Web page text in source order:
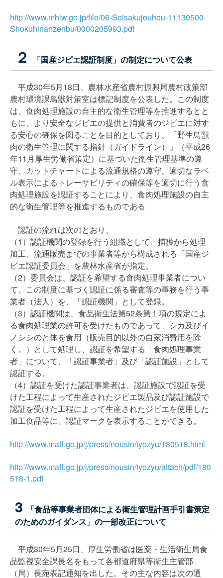
http://www.mhlw.go.jp/file/06-Seisakujouhou-11130500-
Shokuhinanzenbu/0000205993.pdf
２ 「国産ジビエ認証制度」の制定について公表
平成30年5月18日、農林水産省農村振興局農村政策部
農村環境課鳥獣対策室は標記制度を公表した。この制度
は、食肉処理施設の自主的な衛生管理等を推進するとと
もに、より安全なジビエの提供と消費者のジビエに対す
る安心の確保を図ることを目的としており、「野生鳥獣
肉の衛生管理に関する指針（ガイドライン）」（平成26
年11月厚生労働省策定）に基づいた衛生管理基準の遵
守、カットチャートによる流通規格の遵守、適切なラベ
ル表示によるトレーサビリティの確保等を適切に行う食
肉処理施設を認証することにより、食肉処理施設の自主
的な衛生管理等を推進するものである
認証の流れは次のとおり、
（1）認証機関の登録を行う組織として、捕獲から処理
加工、流通販売までの事業者等から構成される「国産ジ
ビエ認証委員会」を農林水産省が指定。
（2）委員会は、認証を希望する食肉処理事業者につい
て、この制度に基づく認証に係る審査等の事務を行う事
業者（法人）を、「認証機関」として登録。
（3）認証機関は、食品衛生法第52条第１項の規定によ
る食肉処理業の許可を受けたものであって、シカ及びイ
ノシシのと体を食用（販売目的以外の自家消費用を除
く。）として処理し、認証を希望する「食肉処理事業
者」について、「認証事業者」及び「認証施設」として
認証する。
（4）認証を受けた認証事業者は、認証施設で認証を受
けた工程によって生産されたジビエ製品及び認証施設で
認証を受けた工程によって生産されたジビエを使用した
加工食品等に、認証マークを表示することができる。
http://www.maff.go.jp/j/press/nousin/tyozyu/180518.html
http://www.maff.go.jp/j/press/nousin/tyozyu/attach/pdf/180
518-1.pdf
3
「食品等事業者団体による衛生管理計画手引書策定
のためのガイダンス」の一部改正について
平成30年5月25日、厚生労働省は医薬・生活衛生局食
品監視安全課長名をもって各都道府県等衛生主管部
（局）長宛表記通知を出した。その主な内容は次の通